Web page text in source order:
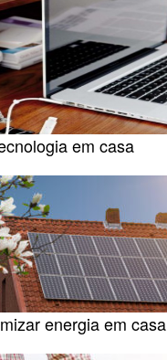
em casa
energia em casa